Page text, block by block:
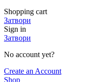
Shopping cart
Затвори
Sign in
Затвори
No account yet?
Create an Account
Shop